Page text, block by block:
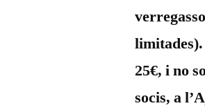
limitades).
25€, i no
socis, a